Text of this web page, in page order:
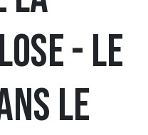
- LE
LE